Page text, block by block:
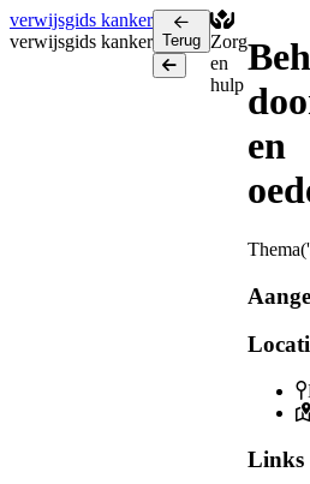
verwijsgids kanker
verwijsgids kanker Terug
Terug
Zorg
en
hulp
en
Links